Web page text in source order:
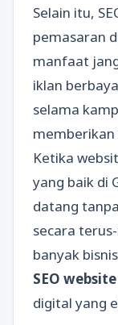
Selain itu,
pemasaran
manfaat
iklan
selama
Ketika
yang baik di
datang
secara
banyak
SEO website
digital yang